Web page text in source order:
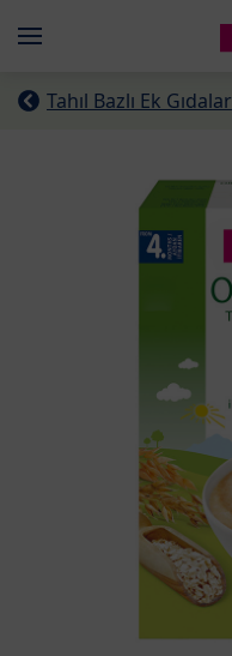
Menü
Tahıl Bazlı Ek Gıdalar